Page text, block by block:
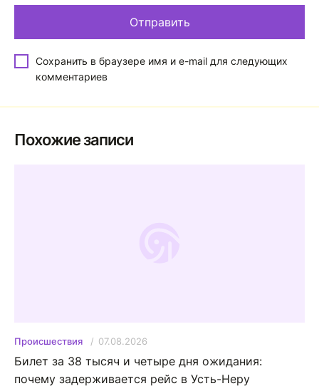
Сохранить в браузере имя и e-mail для следующих
комментариев
Похожие записи
Происшествия 07.08.2026
Билет за 38 тысяч и четыре дня ожидания:
почему задерживается рейс в Усть-Неру